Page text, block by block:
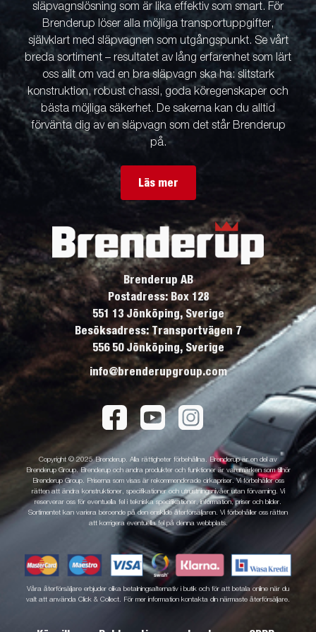
släpvagnslösning som är lika effektiv som smart. För
Brenderup löser alla möjliga transportuppgifter,
självklart med släpvagnen som utgångspunkt. Se vårt
breda sortiment – resultatet av lång erfarenhet som lärt
oss allt om vad en bra släpvagn ska ha: slitstark
konstruktion, robust chassi, goda köregenskaper och
bästa möjliga säkerhet. De sakerna kan du alltid
förvänta dig av en släpvagn som det står Brenderup
på.
Läs mer
Brenderup AB
Postadress: Box 128
551 13 Jönköping, Sverige
Besöksadress: Transportvägen 7
556 50 Jönköping, Sverige
info@brenderupgroup.com
Copyright © 2025 Brenderup. Alla rättigheter förbehållna. Brenderup är en del av
Brenderup Group. Brenderup och andra produkter och funktioner är varumärken som tillhör
Brenderup Group. Priserna som visas är rekommenderade cirkapriser. Vi förbehåller oss
rätten att ändra konstruktioner, specifikationer och utrustningsnivåer utan förvarning. Vi
reserverar oss för eventuella fel i tekniska specifikationer, information, priser och bilder.
Sortimentet kan variera beroende på den enskilde återförsäljaren. Vi förbehåller oss rätten
att korrigera eventuella fel på denna webbplats.
Våra återförsäljare erbjuder olika betalningsalternativ i butik och för att betala online när du
valt att använda Click & Collect. För mer information kontakta din närmaste återförsäljare.